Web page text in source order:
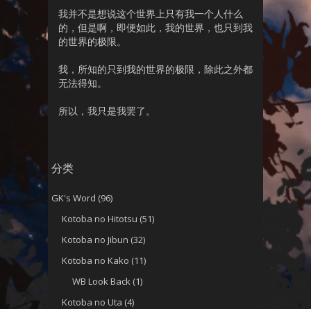
我并不是想说这个世界上只有我一个人什么
的，但是啊，即便如此，我的世界，也只到我
的世界的极限。
我，所知的只到我的世界的极限，除此之外都
无法得知。
所以，我只是我罢了。
分类
GK's Word (96)
Kotoba no Hitotsu (51)
Kotoba no Jibun (32)
Kotoba no Kako (11)
WB Look Back (1)
Kotoba no Uta (4)